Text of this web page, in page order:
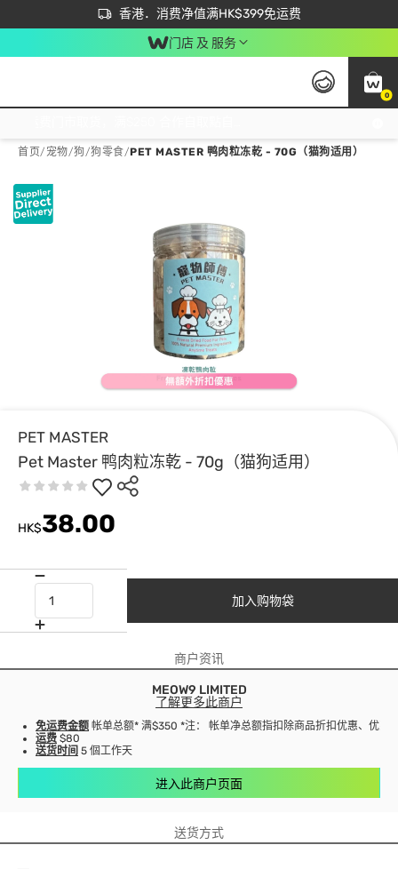
香港．消费净值满HK$399免运费
立即成为易赏钱会员尽享独家优惠
首次APP下单买满$450 输入 NEWAPP 即减$50
门店 及 服务
0
首页/ 宠物/狗/狗零食/PET MASTER 鸭肉粒冻乾 - 70G（猫狗适用）
PET MASTER
Pet Master 鸭肉粒冻乾 - 70g（猫狗适用）
HK$38.00
加入购物袋
商户资讯
MEOW9 LIMITED
了解更多此商户
免运费金额 帐单总额* 满$350 *注： 帐单净总额指扣除商品折扣优惠、优惠
运费 $80
送货时间 5 個工作天
进入此商户页面
送货方式